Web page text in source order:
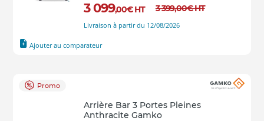
3 099,00€ HT 3 399,00€HT
Livraison à partir du 12/08/2026
Ajouter au comparateur
Promo
Arrière Bar 3 Portes Pleines
Anthracite Gamko